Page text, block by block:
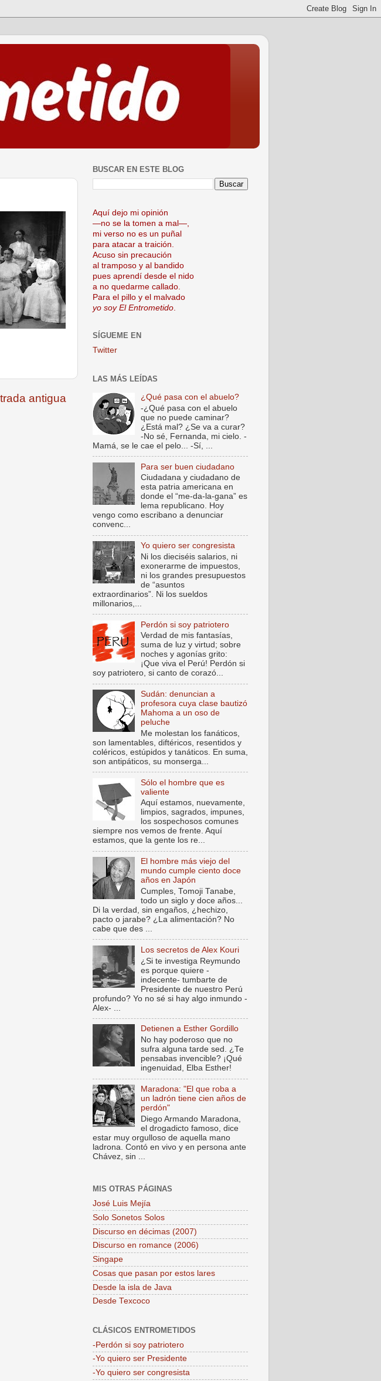
antigua
BUSCAR EN ESTE BLOG
Aquí dejo mi opinión
—no se la tomen a mal—,
mi verso no es un puñal
para atacar a traición.
Acuso sin precaución
al tramposo y al bandido
pues aprendí desde el nido
a no quedarme callado.
Para el pillo y el malvado
yo soy El Entrometido
SÍGUEME EN
Twitter
LAS MÁS LEÍDAS
¿Qué pasa con el abuelo?
-¿Qué pasa con el abuelo
que no puede caminar?
¿Está mal? ¿Se va a curar?
-No sé, Fernanda, mi cielo. -
Mamá, se le cae el pelo... -Sí, ...
Para ser buen ciudadano
Ciudadana y ciudadano de
esta patria americana en
donde el “me-da-la-gana” es
lema republicano. Hoy
vengo como escribano a denunciar
convenc...
Yo quiero ser congresista
Ni los dieciséis salarios, ni
exonerarme de impuestos,
ni los grandes presupuestos
de “asuntos
extraordinarios”. Ni los sueldos
millonarios,...
Perdón si soy patriotero
Verdad de mis fantasías,
suma de luz y virtud; sobre
noches y agonías grito:
¡Que viva el Perú! Perdón si
soy patriotero, si canto de corazó...
Sudán: denuncian a
profesora cuya clase bautizó
Mahoma a un oso de
peluche
Me molestan los fanáticos,
son lamentables, diftéricos, resentidos y
coléricos, estúpidos y tanáticos. En suma,
son antipáticos, su monserga...
Sólo el hombre que es
valiente
Aquí estamos, nuevamente,
limpios, sagrados, impunes,
los sospechosos comunes
siempre nos vemos de frente. Aquí
estamos, que la gente los re...
El hombre más viejo del
mundo cumple ciento doce
años en Japón
Cumples, Tomoji Tanabe,
todo un siglo y doce años...
Di la verdad, sin engaños, ¿hechizo,
pacto o jarabe? ¿La alimentación? No
cabe que des ...
Los secretos de Alex Kouri
¿Si te investiga Reymundo
es porque quiere -
indecente- tumbarte de
Presidente de nuestro Perú
profundo? Yo no sé si hay algo inmundo -
Alex- ...
Detienen a Esther Gordillo
No hay poderoso que no
sufra alguna tarde sed. ¿Te
pensabas invencible? ¡Qué
ingenuidad, Elba Esther!
Maradona: "El que roba a
un ladrón tiene cien años de
perdón"
Diego Armando Maradona,
el drogadicto famoso, dice
estar muy orgulloso de aquella mano
ladrona. Contó en vivo y en persona ante
Chávez, sin ...
MIS OTRAS PÁGINAS
José Luis Mejía
Solo Sonetos Solos
Discurso en décimas (2007)
Discurso en romance (2006)
Singape
Cosas que pasan por estos lares
Desde la isla de Java
Desde Texcoco
CLÁSICOS ENTROMETIDOS
-Perdón si soy patriotero
-Yo quiero ser Presidente
-Yo quiero ser congresista